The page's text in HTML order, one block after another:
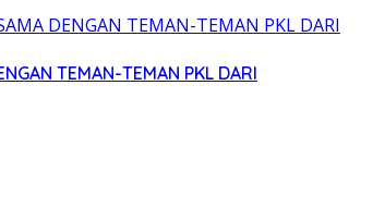
TEMAN-TEMAN PKL DARI